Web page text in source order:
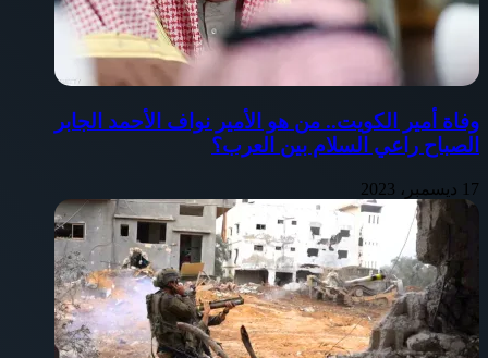
وفاة أمير الكويت.. من هو الأمير نواف الأحمد الجابر
الصباح راعي السلام بين العرب؟
17 ديسمبر، 2023